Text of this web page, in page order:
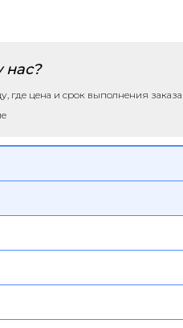
нас?
где цена и срок выполнения заказа